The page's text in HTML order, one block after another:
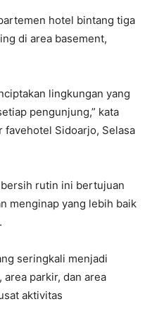
hotel bintang tiga
di area basement,
lingkungan yang
pengunjung,” kata
favehotel Sidoarjo, Selasa
rutin ini bertujuan
menginap yang lebih baik
seringkali menjadi
parkir, dan area
aktivitas